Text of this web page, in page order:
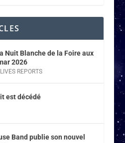
Nuit Blanche de la Foire aux
2026
REPORTS
est décédé
Band publie son nouvel